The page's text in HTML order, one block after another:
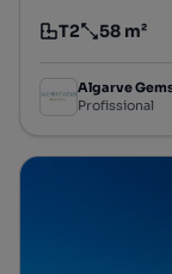
Tipologia
T2
Preço por58 m²
Algarve
Profissional